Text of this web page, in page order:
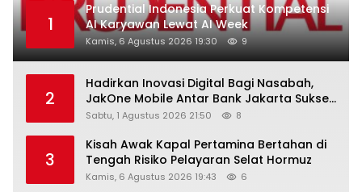
1
Prudential Indonesia Perkuat Kompetensi
AI Karyawan Lewat AI Week
Kamis, 6 Agustus 2026 19:30 9
2
Hadirkan Inovasi Digital Bagi Nasabah,
JakOne Mobile Antar Bank Jakarta Sukses
Raih Digital Excellence Awards 2026
Sabtu, 1 Agustus 2026 21:50 8
3
Kisah Awak Kapal Pertamina Bertahan di
Tengah Risiko Pelayaran Selat Hormuz
Kamis, 6 Agustus 2026 19:43 6